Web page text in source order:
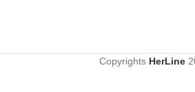
Copyrights HerLine